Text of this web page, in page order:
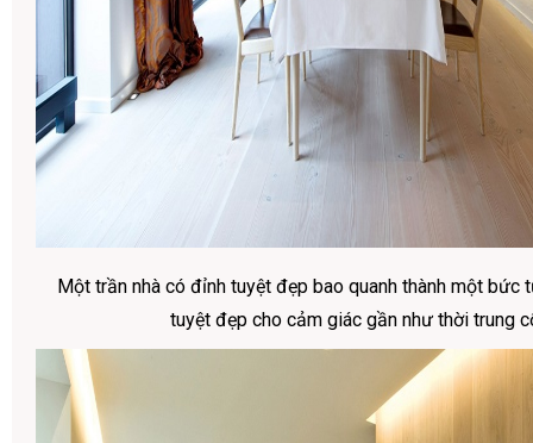
Một trần nhà có đỉnh tuyệt đẹp bao quanh thành một bức
tuyệt đẹp cho cảm giác gần như thời trung